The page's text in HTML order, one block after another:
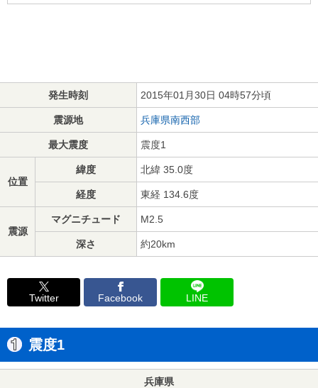
発生時刻 2015年01月30日 04時57分頃
震源地 兵庫県南西部
最大震度 震度1
位置
緯度 北緯 35.0度
経度 東経 134.6度
震源
マグニチュード M2.5
深さ 約20km
Twitter Facebook LINE
震度1
兵庫県